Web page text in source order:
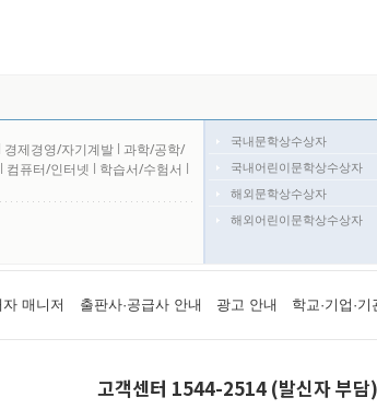
경제경영/자기계발 l 과학/공학/
l 컴퓨터/인터넷 l 학습서/수험서 l
국내문학상수상자
국내어린이문학상수상자
해외문학상수상자
해외어린이문학상수상자
자 매니저 출판사·공급사 안내 광고 안내 학교·기업·
고객센터 1544-2514 (발신자 부담)